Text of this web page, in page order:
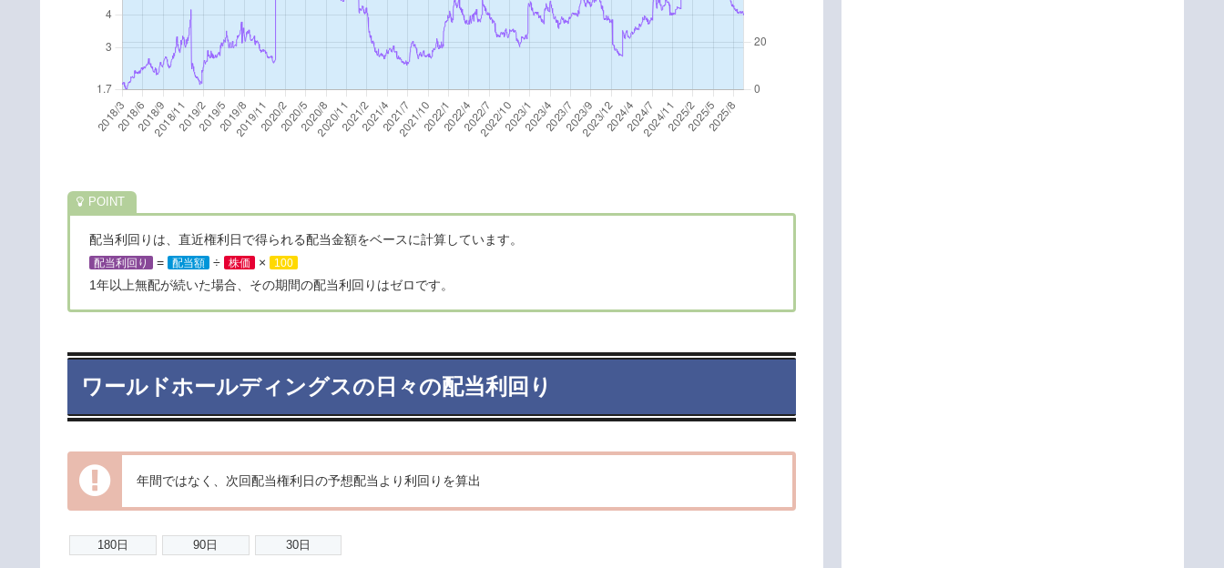
配当利回りは、直近権利日で得られる配当金額をベースに計算しています。
配当利回り = 配当額 ÷ 株価 × 100
1年以上無配が続いた場合、その期間の配当利回りはゼロです。
ワールドホールディングスの日々の配当利回り
年間ではなく、次回配当権利日の予想配当より利回りを算出